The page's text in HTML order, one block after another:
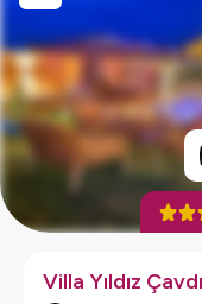
Villa Yıldız